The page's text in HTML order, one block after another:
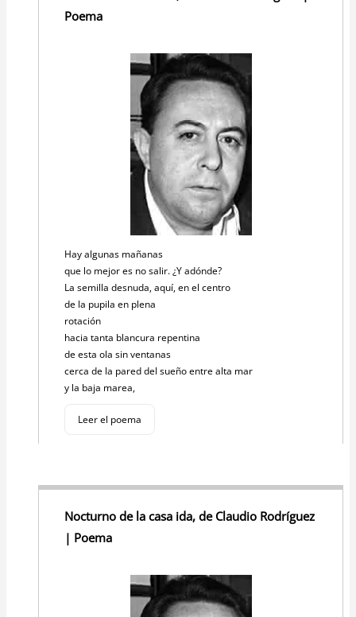
Poema
Hay algunas mañanas
que lo mejor es no salir. ¿Y adónde?
La semilla desnuda, aquí, en el centro
de la pupila en plena
rotación
hacia tanta blancura repentina
de esta ola sin ventanas
cerca de la pared del sueño entre alta mar
y la baja marea,
Leer el poema
Nocturno de la casa ida, de Claudio Rodríguez
| Poema